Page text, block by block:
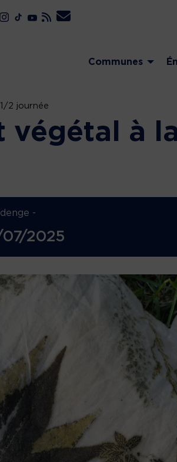
Communes
2 journée
à
-
07/2025